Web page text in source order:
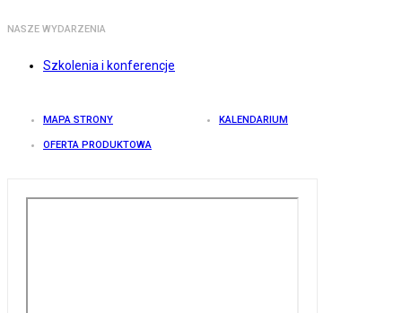
NASZE WYDARZENIA
Szkolenia i konferencje
MAPA STRONY KALENDARIUM
OFERTA PRODUKTOWA